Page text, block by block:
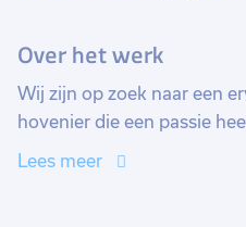
Over het werk
Wij zijn op zoek naar een
hovenier die een passie
wil bijdragen aan onze
Lees meer